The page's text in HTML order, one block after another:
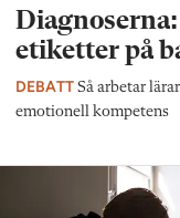
etiketter på
DEBATT Så arbetar
emotionell kompetens